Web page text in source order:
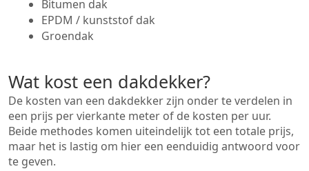
Bitumen dak
EPDM / kunststof dak
Groendak
Wat kost een dakdekker?
De kosten van een dakdekker zijn onder te verdelen in
een prijs per vierkante meter of de kosten per uur.
Beide methodes komen uiteindelijk tot een totale prijs,
maar het is lastig om hier een eenduidig antwoord voor
te geven.